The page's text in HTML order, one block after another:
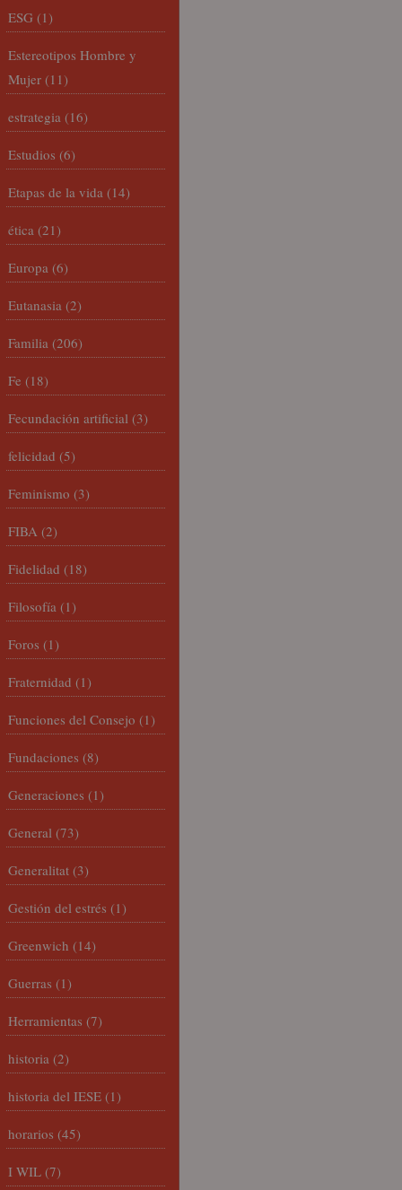
ESG (1)
Estereotipos Hombre y
Mujer (11)
estrategia (16)
Estudios (6)
Etapas de la vida (14)
ética (21)
Europa (6)
Eutanasia (2)
Familia (206)
Fe (18)
Fecundación artificial (3)
felicidad (5)
Feminismo (3)
FIBA (2)
Fidelidad (18)
Filosofía (1)
Foros (1)
Fraternidad (1)
Funciones del Consejo (1)
Fundaciones (8)
Generaciones (1)
General (73)
Generalitat (3)
Gestión del estrés (1)
Greenwich (14)
Guerras (1)
Herramientas (7)
historia (2)
historia del IESE (1)
horarios (45)
I WIL (7)